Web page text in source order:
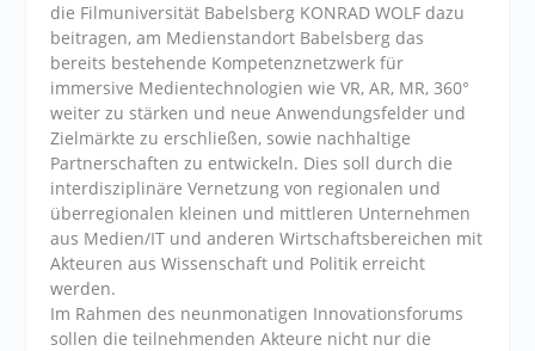
die Filmuniversität Babelsberg KONRAD WOLF dazu
beitragen, am Medienstandort Babelsberg das
bereits bestehende Kompetenznetzwerk für
immersive Medientechnologien wie VR, AR, MR, 360°
weiter zu stärken und neue Anwendungsfelder und
Zielmärkte zu erschließen, sowie nachhaltige
Partnerschaften zu entwickeln. Dies soll durch die
interdisziplinäre Vernetzung von regionalen und
überregionalen kleinen und mittleren Unternehmen
aus Medien/IT und anderen Wirtschaftsbereichen mit
Akteuren aus Wissenschaft und Politik erreicht
werden.
Im Rahmen des neunmonatigen Innovationsforums
sollen die teilnehmenden Akteure nicht nur die